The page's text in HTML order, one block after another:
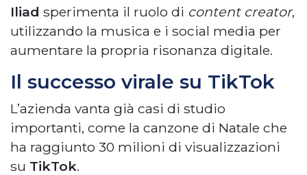
Iliad sperimenta il ruolo di content creator,
utilizzando la musica e i social media per
aumentare la propria risonanza digitale.
Il successo virale su TikTok
L’azienda vanta già casi di studio
importanti, come la canzone di Natale che
ha raggiunto 30 milioni di visualizzazioni
su TikTok.